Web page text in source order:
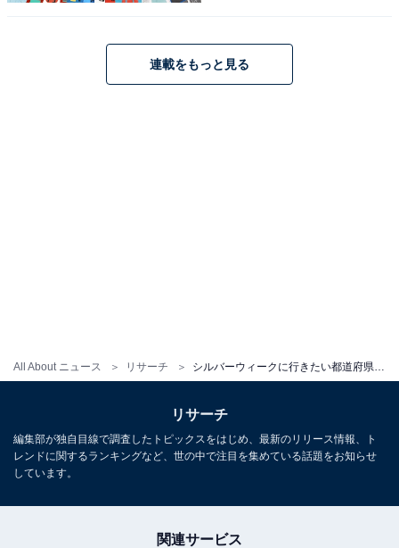
All About ニュース リサーチ
連載をもっと見る
リサーチ
編集部が独自目線で調査したトピックスをはじめ、最新のリリース情報、ト
レンドに関するランキングなど、世の中で注目を集めている話題をお知らせ
しています。
関連サービス